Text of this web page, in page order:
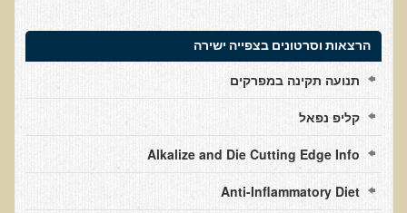
שסובל לעשות אותה.
הבריאות של כל המשפחה השתפרה
אסירי תודה לך על השבת הבריאות שלנו
אודות
הצוות שלנו
הרצאות וסרטונים בצפייה ישירה
תנועה תקינה במפרקים
קליפ נפאל
Alkalize and Die Cutting Edge Info
Anti-Inflammatory Diet